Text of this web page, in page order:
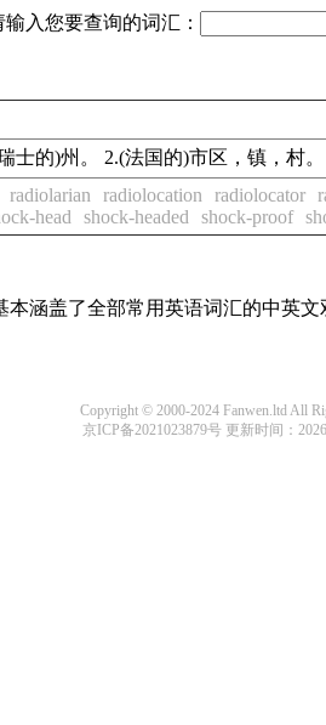
输入您要查询的词汇：
士的)州。 2.(法国的)市区，镇，村
radiolarian radiolocation radiolocator
head shock-headed shock-proof
涵盖了全部常用英语词汇的中英
Copyright © 2000-2024 Fanwen.ltd All
京ICP备2021023879号更新时间：